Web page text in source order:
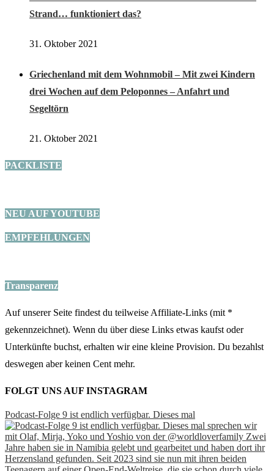
Strand… funktioniert das?
31. Oktober 2021
Griechenland mit dem Wohnmobil – Mit zwei Kindern
drei Wochen auf dem Peloponnes – Anfahrt und
Segeltörn
21. Oktober 2021
PACKLISTE
NEU AUF YOUTUBE
EMPFEHLUNGEN
Transparenz
Auf unserer Seite findest du teilweise Affiliate-Links (mit *
gekennzeichnet). Wenn du über diese Links etwas kaufst oder
Unterkünfte buchst, erhalten wir eine kleine Provision. Du bezahlst
deswegen aber keinen Cent mehr.
FOLGT UNS AUF INSTAGRAM
Podcast-Folge 9 ist endlich verfügbar. Dieses mal